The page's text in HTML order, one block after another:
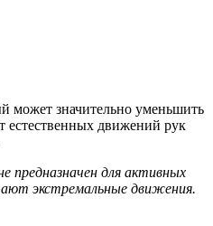
может значительно уменьшить
естественных движений рук
предназначен для активных
экстремальные движения.